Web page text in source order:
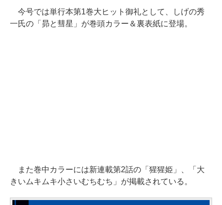
今号では単行本第1巻大ヒット御礼として、しげの秀
一氏の「昴と彗星」が巻頭カラー＆裏表紙に登場。
また巻中カラーには新連載第2話の「猩猩姫」、「大
きいムキムキ小さいむちむち」が掲載されている。